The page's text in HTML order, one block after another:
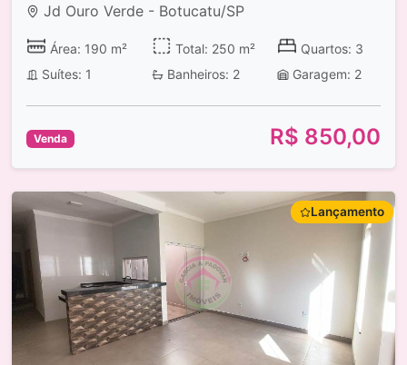
Jd Ouro Verde - Botucatu/SP
Área: 190 m² Total: 250 m²
Quartos: 3
Suítes: 1
Banheiros: 2 Garagem: 2
Venda R$ 850,00
Lançamento